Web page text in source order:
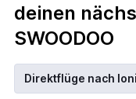
deinen
SWOODOO
Direktflüge nach